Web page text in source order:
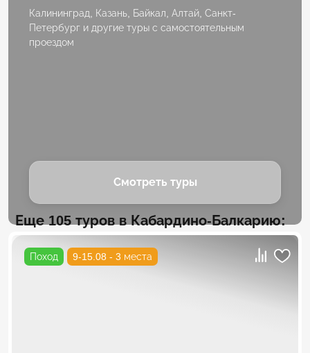
Калининград, Казань, Байкал, Алтай, Санкт-
Петербург и другие туры с самостоятельным
проездом
Смотреть туры
Еще 105 туров в Кабардино-Балкарию:
Поход 9-15.08 - 3 места